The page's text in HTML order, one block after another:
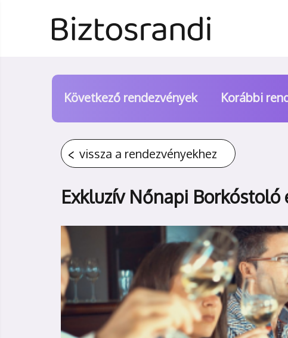
Következő rendezvények Korábbi
vissza a rendezvényekhez
Exkluzív Nőnapi Borkóstoló